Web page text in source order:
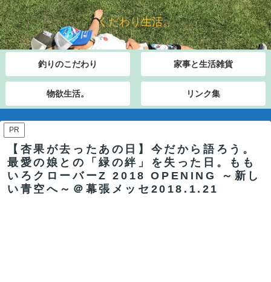
くだわり生活。
釣りのこだわり 家事と生活雑貨
物欲生活。 リンク集
PR
【杏果が去ったあの日】今だから語ろう。
最愛の娘との「緑の絆」を失った日。もも
いろクローバーZ 2018 OPENING ～新し
い青空へ～＠幕張メッセ2018.1.21